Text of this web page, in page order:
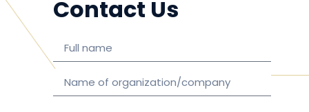
Contact Us